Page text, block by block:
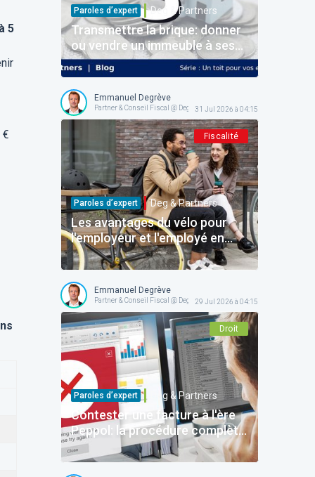
5
€
Paroles d’expert Deg & Partners
Transmettre la brique: donner
ou vendre un immeuble à ses
enfants
Emmanuel Degrève
Partner & Conseil Fiscal @ Deg & Partners31 Jul 2026 à 04:15
Fiscalité
Paroles d’expert Deg & Partners
Les avantages du vélo pour
l'employeur et l'employé en
Belgique: le dossier complet
pour structurer l'avantage
sans faux pas!
Emmanuel Degrève
Partner & Conseil Fiscal @ Deg & Partners29 Jul 2026 à 04:15
Droit
Paroles d’expert Deg & Partners
Contester une facture à l'ère
Peppol: la procédure complète
pour protéger votre entreprise